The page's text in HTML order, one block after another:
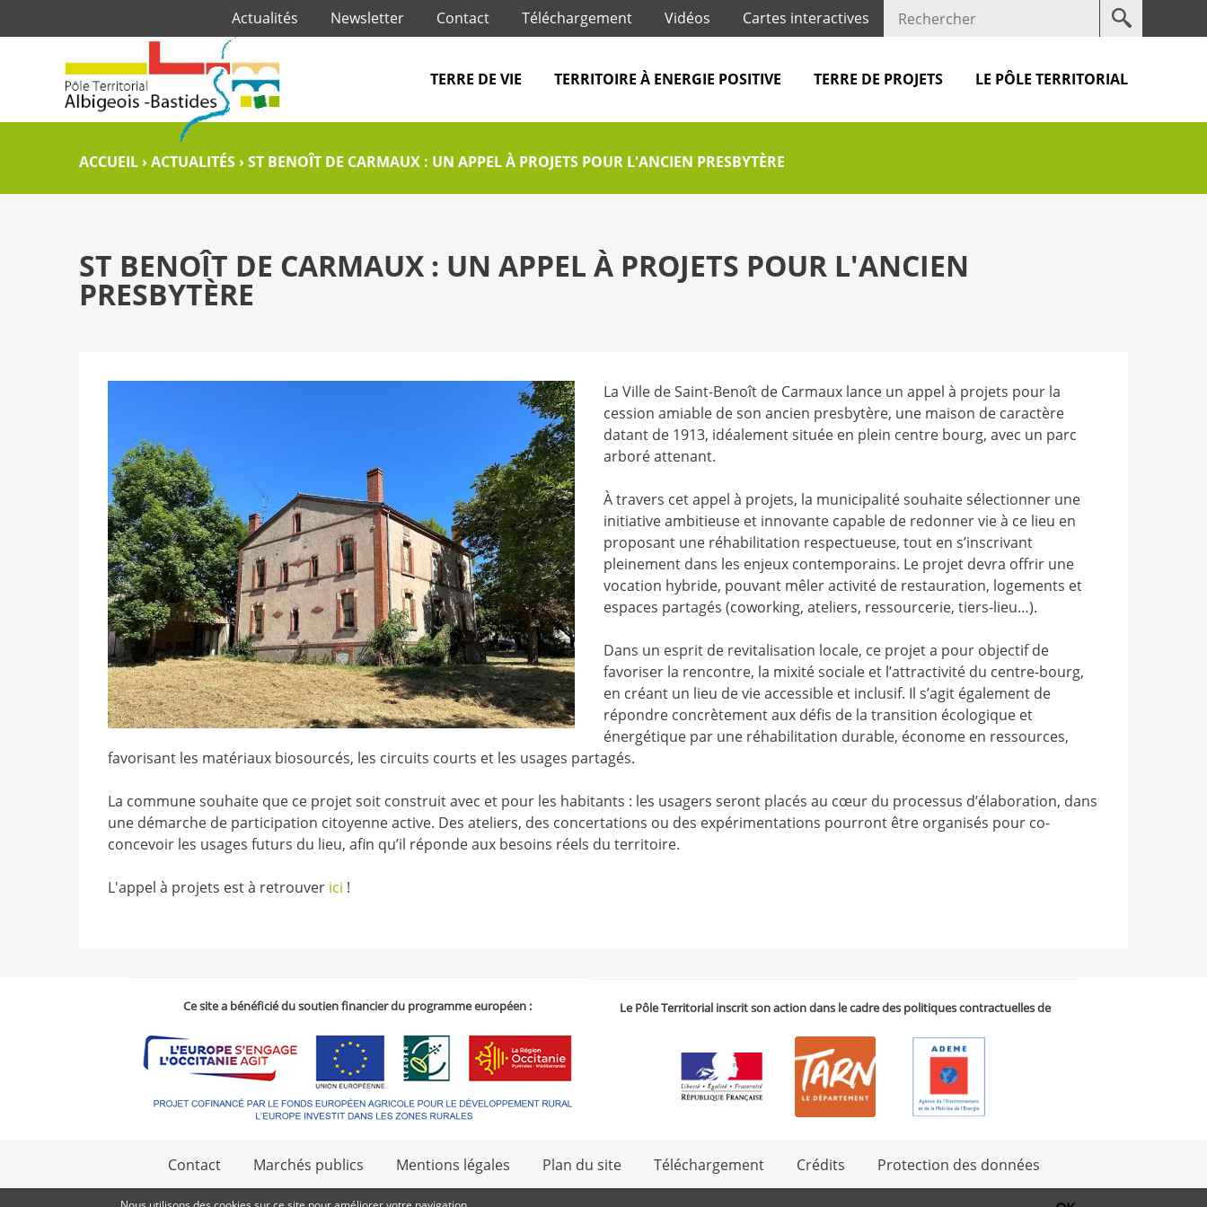
Jump to navigation
Votre
Actualités Newsletter Contact Téléchargement Vidéos Cartes interactives
TERRE DE VIE TERRITOIRE À ENERGIE POSITIVE TERRE DE PROJETS LE PÔLE TERRITORIAL
ACCUEIL ›ACTUALITÉS ›ST BENOÎT DE CARMAUX : UN APPEL À PROJETS POUR L'ANCIEN PRESBYTÈRE
ST BENOÎT DE CARMAUX : UN APPEL À PROJETS POUR L'ANCIEN
PRESBYTÈRE
La Ville de Saint-Benoît de Carmaux lance un appel à projets pour la
cession amiable de son ancien presbytère, une maison de caractère
datant de 1913, idéalement située en plein centre bourg, avec un parc
arboré attenant.
À travers cet appel à projets, la municipalité souhaite sélectionner une
initiative ambitieuse et innovante capable de redonner vie à ce lieu en
proposant une réhabilitation respectueuse, tout en s’inscrivant
pleinement dans les enjeux contemporains. Le projet devra offrir une
vocation hybride, pouvant mêler activité de restauration, logements et
espaces partagés (coworking, ateliers, ressourcerie, tiers-lieu…).
Dans un esprit de revitalisation locale, ce projet a pour objectif de
favoriser la rencontre, la mixité sociale et l’attractivité du centre-bourg,
en créant un lieu de vie accessible et inclusif. Il s’agit également de
répondre concrètement aux défis de la transition écologique et
énergétique par une réhabilitation durable, économe en ressources,
favorisant les matériaux biosourcés, les circuits courts et les usages partagés.
La commune souhaite que ce projet soit construit avec et pour les habitants : les usagers seront placés au cœur du processus d’élaboration, dans
une démarche de participation citoyenne active. Des ateliers, des concertations ou des expérimentations pourront être organisés pour co-
concevoir les usages futurs du lieu, afin qu’il réponde aux besoins réels du territoire.
L'appel à projets est à retrouver ici !
Ce site a bénéficié du soutien financier du programme européen : Le Pôle Territorial inscrit son action dans le cadre des politiques contractuelles de
Contact Marchés publics Mentions légales Plan du site Téléchargement Crédits Protection des données